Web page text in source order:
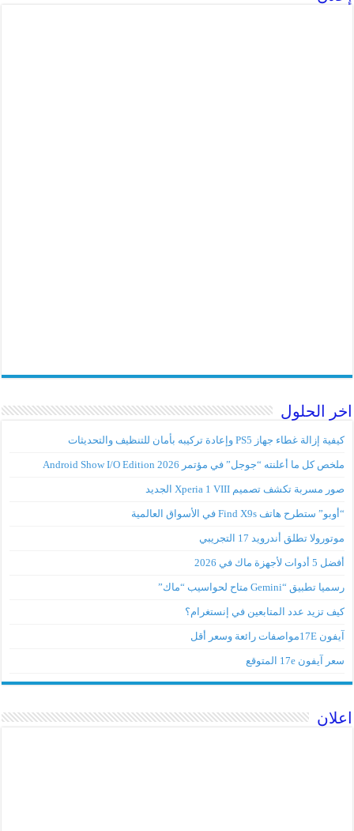
اخر الحلول
كيفية إزالة غطاء جهاز PS5 وإعادة تركيبه بأمان للتنظيف والتحديثات
ملخص كل ما أعلنته “جوجل” في مؤتمر Android Show I/O Edition 2026
صور مسربة تكشف تصميم Xperia 1 VIII الجديد
“أوبو” ستطرح هاتف Find X9s في الأسواق العالمية
موتورولا تطلق أندرويد 17 التجريبي
أفضل 5 أدوات لأجهزة ماك في 2026
رسميا تطبيق “Gemini متاح لحواسيب “ماك”
كيف تزيد عدد المتابعين في إنستغرام؟
آيفون 17Eمواصفات رائعة وسعر أقل
سعر آيفون 17e المتوقع
اعلان